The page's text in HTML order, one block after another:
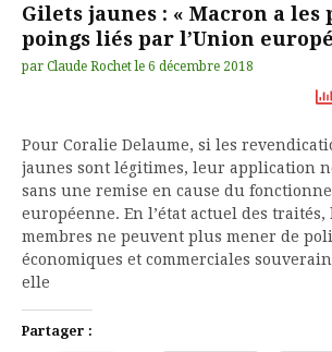
Gilets jaunes : « Macron a les
poings liés par l’Union
par Claude Rochet le 6 décembre 2018
Pour Coralie Delaume, si les
jaunes sont légitimes, leur application
sans une remise en cause du
européenne. En l’état actuel des traités,
membres ne peuvent plus mener de
économiques et commerciales
elle
Partager :